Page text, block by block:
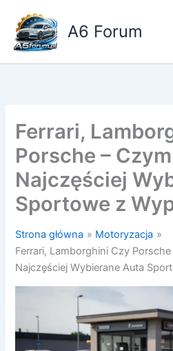
treści
A6 Forum
Ferrari,
Porsche –
Najczęściej
Sportowe z
Strona główna
Motoryzacja
Ferrari, Lamborghini Czy
Najczęściej Wybierane Auta